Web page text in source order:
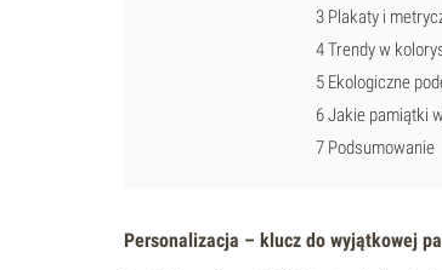
3 Plakaty i
4Trendy w
5 Ekologiczne
6Jakie pamiątki
7 Podsumowanie
Personalizacja – klucz do wyjątkowej